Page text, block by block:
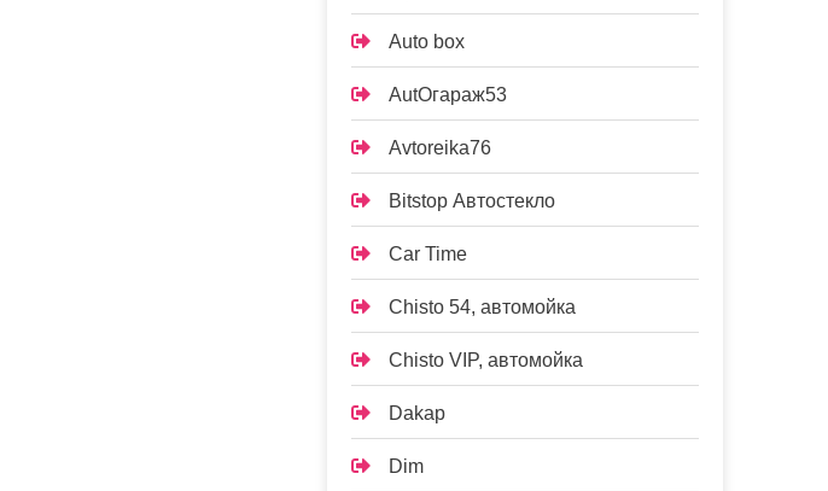
Auto box
AutOгараж53
Avtoreika76
Bitstop Автостекло
Car Time
Chisto 54, автомойка
Chisto VIP, автомойка
Dakap
Dim